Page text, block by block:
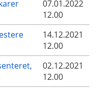
07.01.2022
12.00
14.12.2021
12.00
02.12.2021
12.00